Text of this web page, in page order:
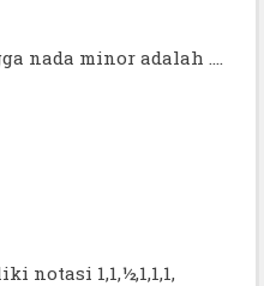
nada minor adalah ....
notasi 1,1,½,1,1,1,